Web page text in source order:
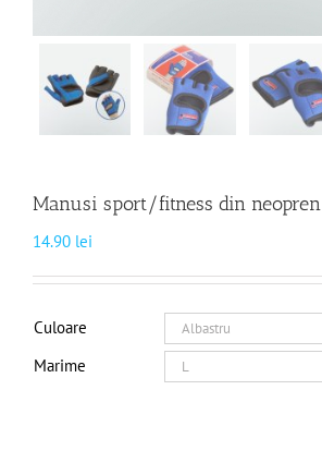
Manusi sport/fitness din neopren
14.90 lei
Culoare
Marime